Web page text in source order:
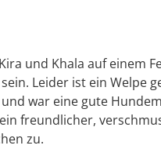
und Khala auf einem
Leider ist ein Welpe
war eine gute
freundlicher,
zu.